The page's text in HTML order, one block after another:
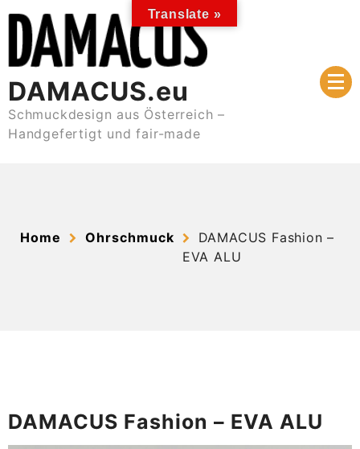
content
DAMACUS.eu
Schmuckdesign aus Österreich –
Handgefertigt und fair-made
Home Ohrschmuck
DAMACUS Fashion –
EVA ALU
DAMACUS Fashion – EVA ALU
Translate »